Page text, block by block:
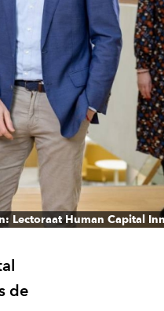
Lectoraat Human Capital
de